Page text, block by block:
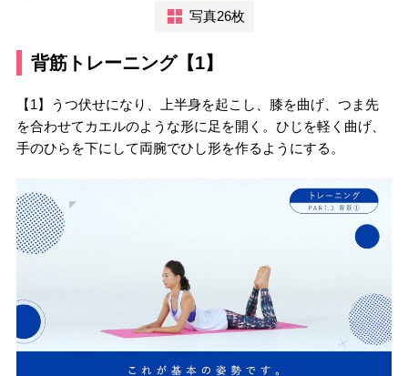
写真26枚
背筋トレーニング【1】
【1】うつ伏せになり、上半身を起こし、膝を曲げ、つま先
を合わせてカエルのような形に足を開く。ひじを軽く曲げ、
手のひらを下にして両腕でひし形を作るようにする。